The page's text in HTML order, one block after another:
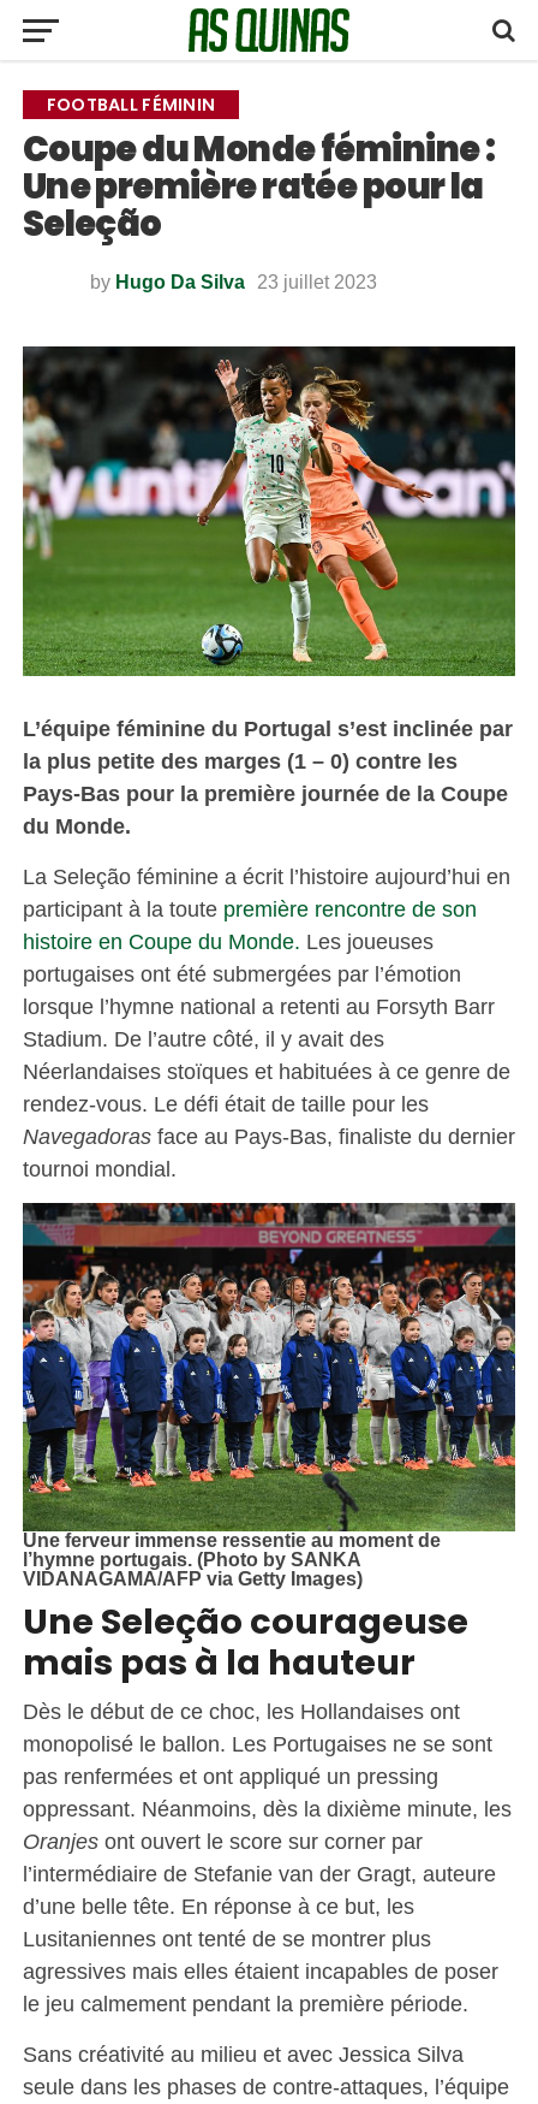
FOOTBALL FÉMININ
Coupe du Monde féminine :
Une première ratée pour la
Seleção
by Hugo Da Silva 23 juillet 2023
L’équipe féminine du Portugal s’est inclinée par
la plus petite des marges (1 – 0) contre les
Pays-Bas pour la première journée de la Coupe
du Monde.
La Seleção féminine a écrit l’histoire aujourd’hui en
participant à la toute première rencontre de son
histoire en Coupe du Monde. Les joueuses
portugaises ont été submergées par l’émotion
lorsque l’hymne national a retenti au Forsyth Barr
Stadium. De l’autre côté, il y avait des
Néerlandaises stoïques et habituées à ce genre de
rendez-vous. Le défi était de taille pour les
Navegadorasface au Pays-Bas, finaliste du dernier
tournoi mondial.
Une ferveur immense ressentie au moment de
l’hymne portugais. (Photo by SANKA
VIDANAGAMA/AFP via Getty Images)
Une Seleção courageuse
mais pas à la hauteur
Dès le début de ce choc, les Hollandaises ont
monopolisé le ballon. Les Portugaises ne se sont
pas renfermées et ont appliqué un pressing
oppressant. Néanmoins, dès la dixième minute, les
Oranjesont ouvert le score sur corner par
l’intermédiaire de Stefanie van der Gragt, auteure
d’une belle tête. En réponse à ce but, les
Lusitaniennes ont tenté de se montrer plus
agressives mais elles étaient incapables de poser
le jeu calmement pendant la première période.
Sans créativité au milieu et avec Jessica Silva
seule dans les phases de contre-attaques, l’équipe